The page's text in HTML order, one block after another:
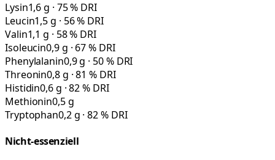
Lysin1,6 g · 75 % DRI
Leucin1,5 g · 56 % DRI
Valin1,1 g · 58 % DRI
Isoleucin0,9 g · 67 % DRI
Phenylalanin0,9 g · 50 % DRI
Threonin0,8 g · 81 % DRI
Histidin0,6 g · 82 % DRI
Methionin0,5 g
Tryptophan0,2 g · 82 % DRI
Nicht-essenziell